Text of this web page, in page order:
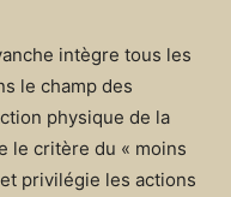
intègre tous les
le champ des
physique de la
le critère du « moins
privilégie les actions